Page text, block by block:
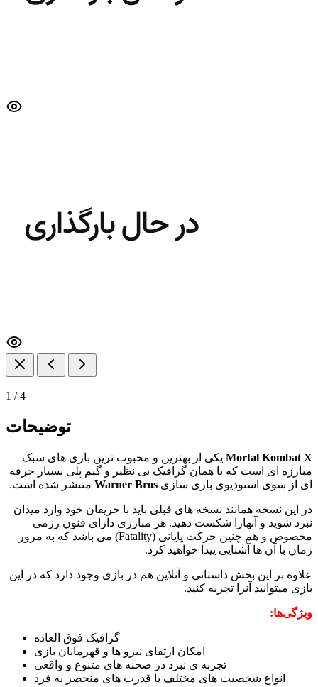
1 /4
توضیحات
Mortal Kombat X یکی از بهترین و محبوب ترین بازی های سبک
مبارزه ای است که با همان گرافیک بی نظیر و گیم پلی بسیار حرفه
ای از سوی استودیوی بازی سازی Warner Bros منتشر شده است.
در این نسخه همانند نسخه های قبلی باید با حریفان خود وارد میدان
نبرد شوید و آنهارا شکست دهید. هر مبارزی دارای فنون رزمی
مخصوص و هم چنین حرکت پایانی (Fatality) می باشد که به مرور
زمان با آن ها آشنایی پیدا خواهید کرد.
علاوه بر این بخش داستانی و آنلاین هم در بازی وجود دارد که در این
بازی میتوانید آنرا تجربه کنید.
ویژگی‌ها:
گرافیک فوق العاده
امکان ارتقای نیرو ها و قهرمانان بازی
انواع شخصیت های مختلف با قدرت های منحصر به فرد